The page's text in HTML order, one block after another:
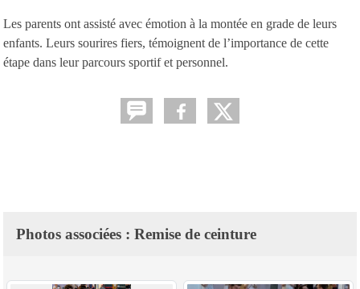
Les parents ont assisté avec émotion à la montée en grade de leurs
enfants. Leurs sourires fiers, témoignent de l’importance de cette
étape dans leur parcours sportif et personnel.
Photos associées : Remise de ceinture